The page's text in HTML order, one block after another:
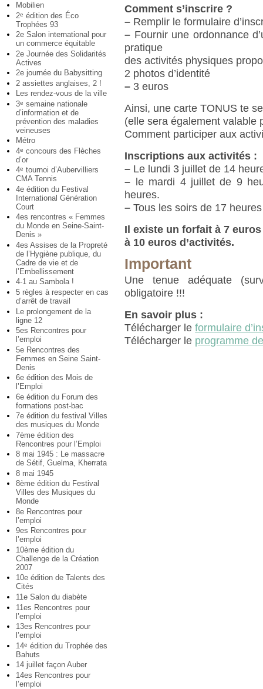
Mobilien
2e édition des Éco
Trophées 93
2e Salon international pour
un commerce équitable
2e Journée des Solidarités
Actives
2e journée du Babysitting
2 assiettes anglaises, 2 !
Les rendez-vous de la ville
3e semaine nationale
d’information et de
prévention des maladies
veineuses
Métro
4e concours des Flèches
d’or
4e tournoi d’Aubervilliers
CMA Tennis
4e édition du Festival
International Génération
Court
4es rencontres « Femmes
du Monde en Seine-Saint-
Denis »
4es Assises de la Propreté
de l’Hygiène publique, du
Cadre de vie et de
l’Embellissement
4-1 au Sambola !
5 règles à respecter en cas
d’arrêt de travail
Le prolongement de la
ligne 12
5es Rencontres pour
l’emploi
5e Rencontres des
Femmes en Seine Saint-
Denis
6e édition des Mois de
l’Emploi
6e édition du Forum des
formations post-bac
7e édition du festival Villes
des musiques du Monde
7ème édition des
Rencontres pour l’Emploi
8 mai 1945 : Le massacre
de Sétif, Guelma, Kherrata
8 mai 1945
8ème édition du Festival
Villes des Musiques du
Monde
8e Rencontres pour
l’emploi
9es Rencontres pour
l’emploi
10ème édition du
Challenge de la Création
2007
10e édition de Talents des
Cités
11e Salon du diabète
11es Rencontres pour
l’emploi
13es Rencontres pour
l’emploi
14e édition du Trophée des
Bahuts
14 juillet façon Auber
14es Rencontres pour
l’emploi
Comment s’inscrire ?
– Remplir le formulaire
– Fournir une ordonnance
pratique
des activités physiques
2 photos d’identité
– 3 euros
Ainsi, une carte TONUS te
(elle sera également valable
Comment participer aux
Inscriptions aux activités :
– Le lundi 3 juillet de 14
– le mardi 4 juillet de 9
heures.
– Tous les soirs de 17
Il existe un forfait à 7
à 10 euros d’activités.
Important
Une tenue adéquate
obligatoire !!!
En savoir plus :
Télécharger leformulaire
Télécharger le programme